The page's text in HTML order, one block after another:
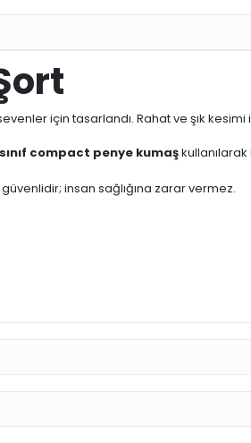
için tasarlandı. Rahat ve şık kesimi
compact penye kumaş
insan sağlığına zarar vermez.